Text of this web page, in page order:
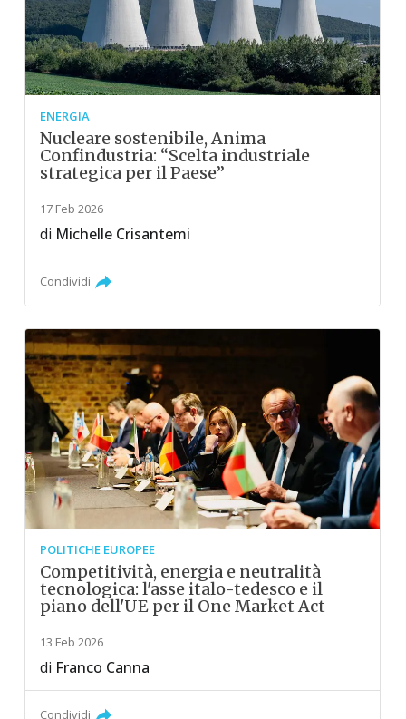
ENERGIA
Nucleare sostenibile, Anima
Confindustria: “Scelta industriale
strategica per il Paese”
17 Feb 2026
di Michelle Crisantemi
Condividi
POLITICHE EUROPEE
Competitività, energia e neutralità
tecnologica: l'asse italo-tedesco e il
piano dell'UE per il One Market Act
13 Feb 2026
di Franco Canna
Condividi